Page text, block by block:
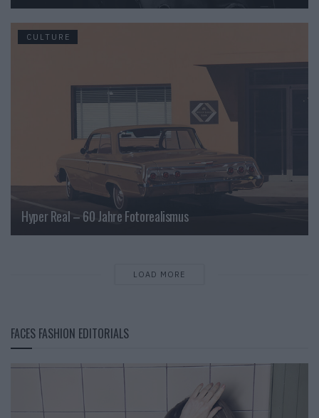
CULTURE
Hyper Real – 60 Jahre Fotorealismus
LOAD MORE
FACES FASHION EDITORIALS